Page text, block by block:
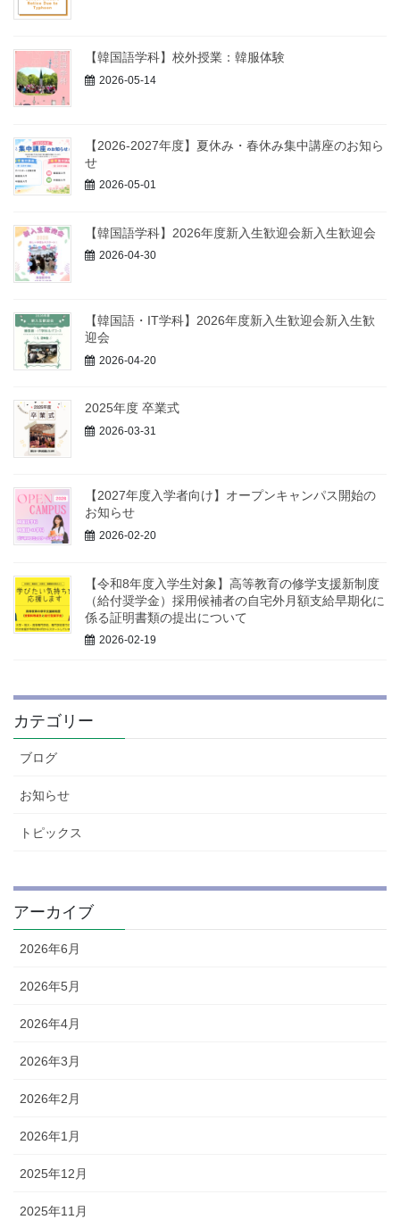
【韓国語学科】校外授業：韓服体験
2026-05-14
【2026-2027年度】夏休み・春休み集中講座のお知ら
せ
2026-05-01
【韓国語学科】2026年度新入生歓迎会新入生歓迎会
2026-04-30
【韓国語・IT学科】2026年度新入生歓迎会新入生歓
迎会
2026-04-20
2025年度 卒業式
2026-03-31
【2027年度入学者向け】オープンキャンパス開始の
お知らせ
2026-02-20
【令和8年度入学生対象】高等教育の修学支援新制度
（給付奨学金）採用候補者の自宅外月額支給早期化に
係る証明書類の提出について
2026-02-19
カテゴリー
ブログ
お知らせ
トピックス
アーカイブ
2026年6月
2026年5月
2026年4月
2026年3月
2026年2月
2026年1月
2025年12月
2025年11月